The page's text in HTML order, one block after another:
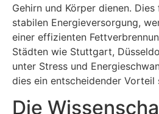
Gehirn und Körper dienen.
stabilen Energieversorgung,
einer effizienten
Städten wie Stuttgart,
unter Stress und
dies ein entscheidender Vorteil
Die